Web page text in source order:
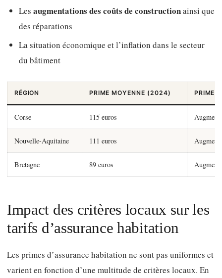
Les augmentations des coûts de constructionainsi que
des réparations
La situation économique et l’inflation dans le secteur
du bâtiment
RÉGION PRIME MOYENNE (2024) PRIME
Corse 115 euros
Nouvelle-Aquitaine 111 euros
Bretagne 89 euros
Impact des critères locaux sur les
tarifs d’assurance habitation
Les primes d’assurance habitation ne sont pas uniformes et
varient en fonction d’une multitude de critères locaux. En